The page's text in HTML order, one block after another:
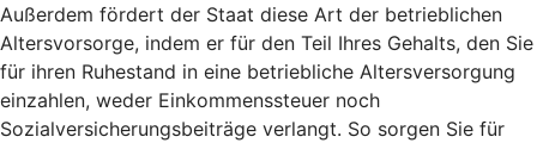
Außerdem fördert der Staat diese Art der betrieblichen
Altersvorsorge, indem er für den Teil Ihres Gehalts, den Sie
für ihren Ruhestand in eine betriebliche Altersversorgung
einzahlen, weder Einkommenssteuer noch
Sozialversicherungsbeiträge verlangt. So sorgen Sie für